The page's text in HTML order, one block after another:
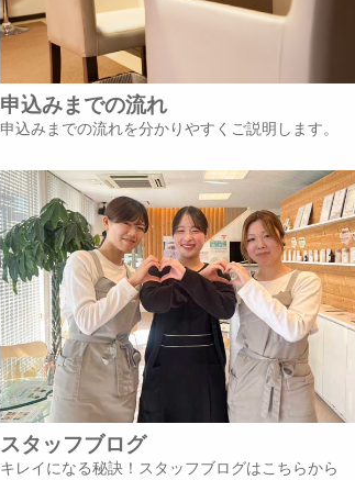
申込みまでの流れ
申込みまでの流れを分かりやすくご説明します。
スタッフブログ
キレイになる秘訣！スタッフブログはこちらから